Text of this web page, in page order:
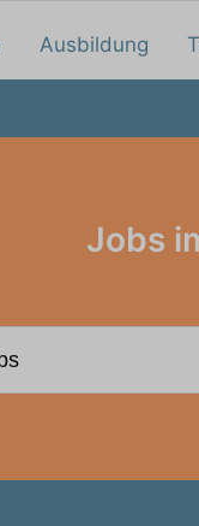
Ausbildung
Jobs